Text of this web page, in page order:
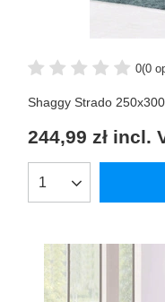
0(0
Shaggy Strado
244,99 zł incl.